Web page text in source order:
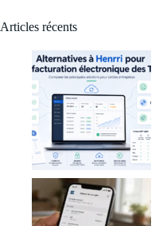
Articles récents